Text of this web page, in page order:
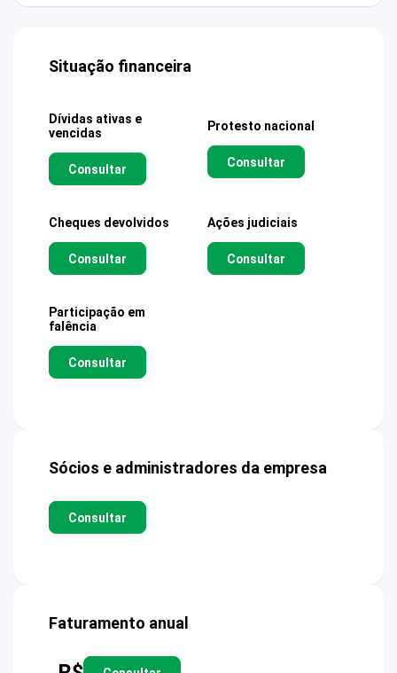
Situação financeira
Dívidas ativas e
vencidas
Consultar
Protesto nacional
Consultar
Cheques devolvidos
Consultar
Ações judiciais
Consultar
Participação em
falência
Consultar
Sócios e administradores da empresa
Consultar
Faturamento anual